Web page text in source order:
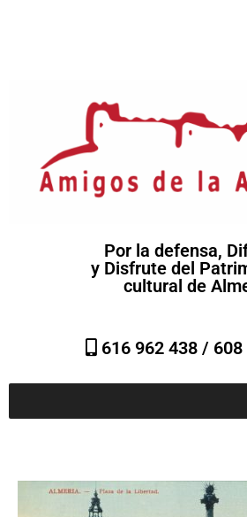
Por la defensa,
y Disfrute del
cultural de
616 962 438 /